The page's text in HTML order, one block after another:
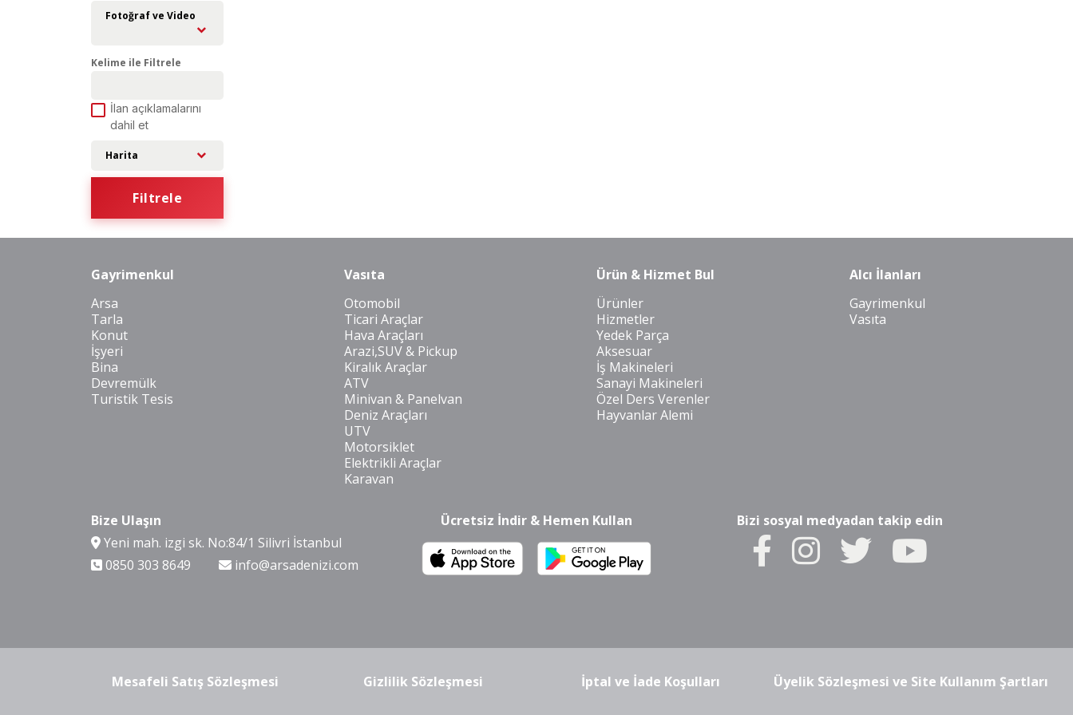
Fotoğraf ve Video
Kelime ile Filtrele
İlan açıklamalarını
dahil et
Harita
Filtrele
Gayrimenkul
Arsa
Tarla
Konut
İşyeri
Bina
Devremülk
Turistik Tesis
Vasıta
Otomobil
Ticari Araçlar
Hava Araçları
Arazi,SUV & Pickup
Kiralık Araçlar
ATV
Minivan & Panelvan
Deniz Araçları
UTV
Motorsiklet
Elektrikli Araçlar
Karavan
Ürün & Hizmet Bul
Ürünler
Hizmetler
Yedek Parça
Aksesuar
İş Makineleri
Sanayi Makineleri
Özel Ders Verenler
Hayvanlar Alemi
Alcı İlanları
Gayrimenkul
Vasıta
Bize Ulaşın
Yeni mah. izgi sk. No:84/1 Silivri İstanbul
0850 303 8649
info@arsadenizi.com
Ücretsiz İndir & Hemen Kullan Bizi sosyal medyadan takip edin
Mesafeli Satış Sözleşmesi Gizlilik Sözleşmesi İptal ve İade Koşulları Üyelik Sözleşmesi ve Site Kullanım Şartları